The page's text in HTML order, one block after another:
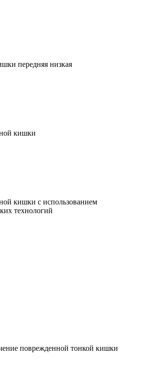
передняя низкая
кишки
кишки с использованием
технологий
поврежденной тонкой кишки